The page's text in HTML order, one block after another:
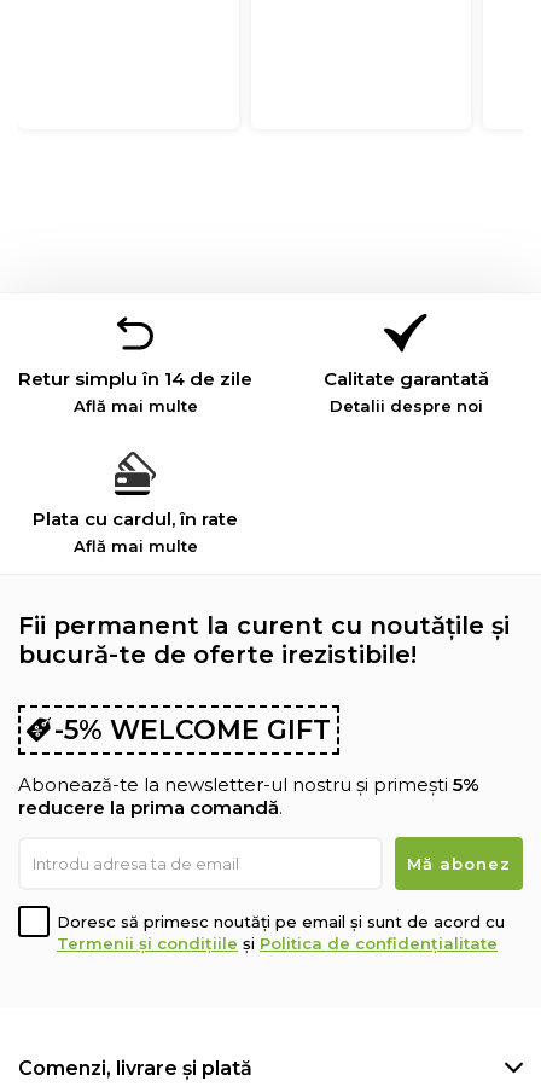
Retur simplu în 14 de zile
Află mai multe
Calitate garantată
Detalii despre noi
Plata cu cardul, în rate
Află mai multe
Fii permanent la curent cu noutățile și
bucură-te de oferte irezistibile!
-5% WELCOME GIFT
Abonează-te la newsletter-ul nostru și primești 5%
reducere la prima comandă.
Doresc să primesc noutăți pe email și sunt de acord cu
Termenii și condițiile și Politica de confidențialitate
Comenzi, livrare și plată